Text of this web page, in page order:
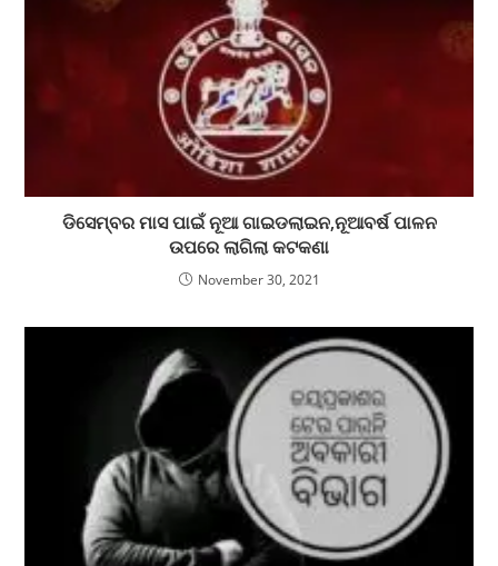
ଡିସେମ୍ବର ମାସ ପାଇଁ ନୂଆ ଗାଇଡଲାଇନ,ନୂଆବର୍ଷ ପାଳନ
ଉପରେ ଲାଗିଲା କଟକଣା
November 30, 2021